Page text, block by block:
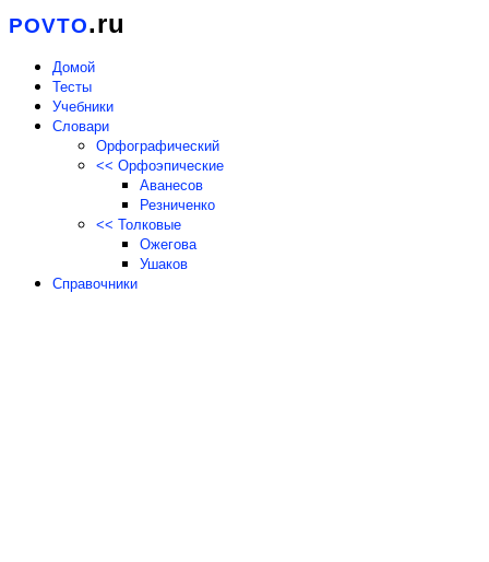
POVTO.ru
Домой
Тесты
Учебники
Словари
Орфографический
<< Орфоэпические
Аванесов
Резниченко
<< Толковые
Ожегова
Ушаков
Справочники